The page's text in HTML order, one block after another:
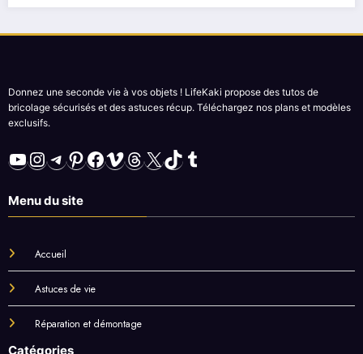
Donnez une seconde vie à vos objets ! LifeKaki propose des tutos de
bricolage sécurisés et des astuces récup. Téléchargez nos plans et modèles
exclusifs.
YouTube
Instagram
Telegram
Pinterest
Facebook
Vimeo
Threads
X TikTokTumblr
Menu du site
Accueil
Astuces de vie
Réparation et démontage
Catégories